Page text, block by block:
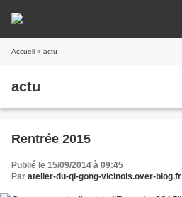
Accueil » actu
actu
Rentrée 2015
Publié le 15/09/2014 à 09:45
Par atelier-du-qi-gong-vicinois.over-blog.fr